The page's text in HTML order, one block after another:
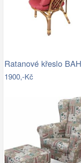
1900,-Kč